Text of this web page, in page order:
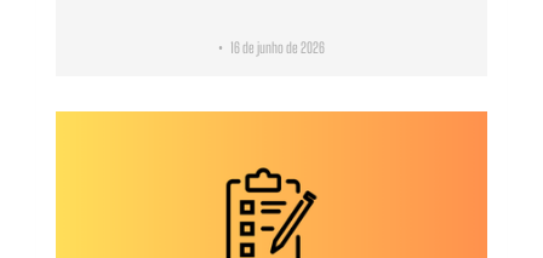
• 16 de junho de 2026